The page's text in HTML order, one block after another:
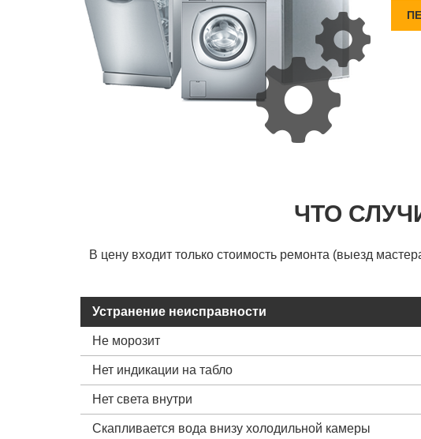
ЧТО
В цену входит только стоимость ремонта (выезд
Устранение неисправности
Не морозит
Нет индикации на табло
Нет света внутри
Скапливается вода внизу холодильной камеры